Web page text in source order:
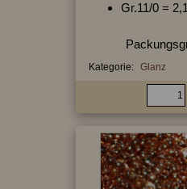
Gr.11/0 =
Kategorie: Glanz